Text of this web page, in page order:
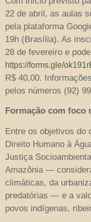
22 de abril, as aulas
pela plataforma
19h (Brasília). As
28 de fevereiro e
https://forms.gle/
R$ 40,00.
pelos números (92)
Formação com foco
Entre os objetivos do
Direito Humano à
Justiça
Amazônia —
climáticas, da
predatórias — e a
povos indígenas,